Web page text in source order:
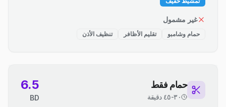
غير مشمول
حمام وشامبو تقليم الأظافر تنظيف الأذن
حمام فقط
٣٠-٤٥ دقيقة
6.5
BD